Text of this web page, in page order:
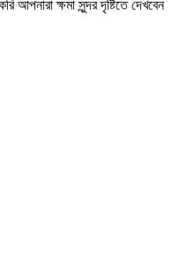
ক্ষমা সুন্দর দৃষ্টিতে দেখবেন